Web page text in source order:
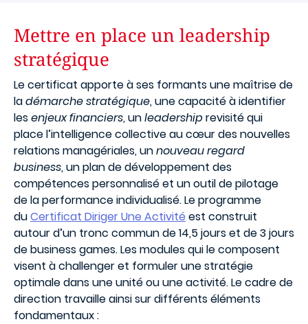
Mettre en place un leadership
stratégique
Le certificat apporte à ses formants une maîtrise de
ladémarche stratégique, une capacité à identifier
lesenjeux financiers, unleadershiprevisité qui
place l’intelligence collective au cœur des nouvelles
relations managériales, unnouveau regard
business, un plan de développement des
compétences personnalisé et un outil de pilotage
de la performance individualisé. Le programme
duCertificat Diriger Une Activitéest construit
autour d’un tronc commun de 14,5 jours et de 3 jours
de business games. Les modules qui le composent
visent à challenger et formuler une stratégie
optimale dans une unité ou une activité. Le cadre de
direction travaille ainsi sur différents éléments
fondamentaux :